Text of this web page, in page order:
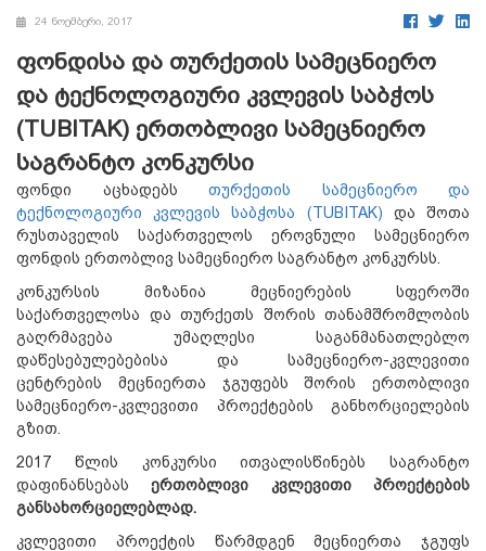
24 ნოემბერი, 2017
ფონდისა და თურქეთის სამეცნიერო
და ტექნოლოგიური კვლევის საბჭოს
(TUBITAK) ერთობლივი სამეცნიერო
საგრანტო კონკურსი
ფონდი აცხადებს თურქეთის სამეცნიერო და
ტექნოლოგიური კვლევის საბჭოსა (TUBITAK) და შოთა
რუსთაველის საქართველოს ეროვნული სამეცნიერო
ფონდის ერთობლივ სამეცნიერო საგრანტო კონკურსს.
კონკურსის მიზანია მეცნიერების სფეროში
საქართველოსა და თურქეთს შორის თანამშრომლობის
გაღრმავება უმაღლესი საგანმანათლებლო
დაწესებულებებისა და სამეცნიერო-კვლევითი
ცენტრების მეცნიერთა ჯგუფებს შორის ერთობლივი
სამეცნიერო-კვლევითი პროექტების განხორციელების
გზით.
2017 წლის კონკურსი ითვალისწინებს საგრანტო
დაფინანსებასერთობლივი კვლევითი
პროექტების
განსახორციელებლად.
კვლევითი პროექტის წარმდგენ მეცნიერთა ჯგუფს